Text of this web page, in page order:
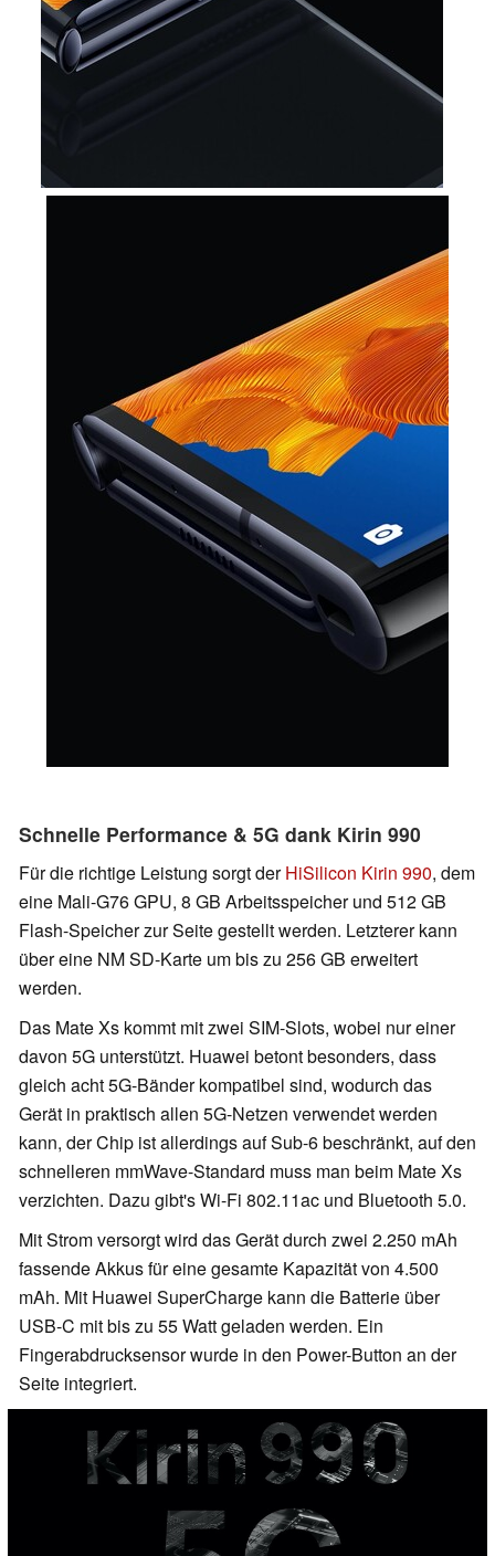
Schnelle Performance & 5G dank Kirin 990
Für die richtige Leistung sorgt derHiSilicon Kirin 990, dem
eine Mali-G76 GPU, 8 GB Arbeitsspeicher und 512 GB
Flash-Speicher zur Seite gestellt werden. Letzterer kann
über eine NM SD-Karte um bis zu 256 GB erweitert
werden.
Das Mate Xs kommt mit zwei SIM-Slots, wobei nur einer
davon 5G unterstützt. Huawei betont besonders, dass
gleich acht 5G-Bänder kompatibel sind, wodurch das
Gerät in praktisch allen 5G-Netzen verwendet werden
kann, der Chip ist allerdings auf Sub-6 beschränkt, auf den
schnelleren mmWave-Standard muss man beim Mate Xs
verzichten. Dazu gibt's Wi-Fi 802.11ac und Bluetooth 5.0.
Mit Strom versorgt wird das Gerät durch zwei 2.250 mAh
fassende Akkus für eine gesamte Kapazität von 4.500
mAh. Mit Huawei SuperCharge kann die Batterie über
USB-C mit bis zu 55 Watt geladen werden. Ein
Fingerabdrucksensor wurde in den Power-Button an der
Seite integriert.